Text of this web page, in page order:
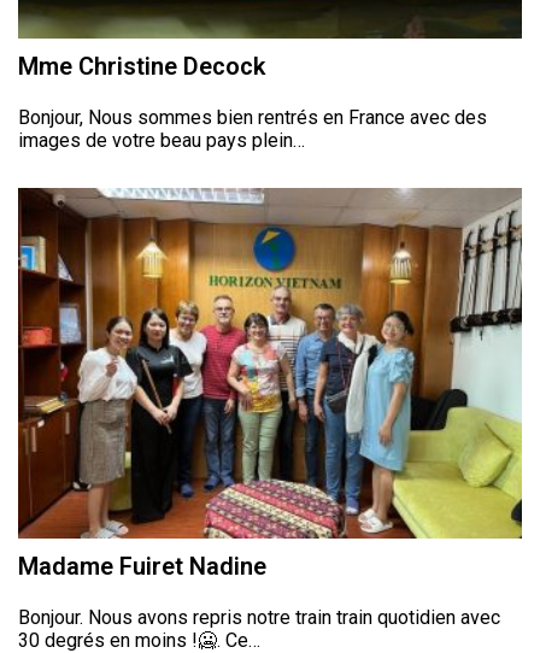
Mme Christine Decock
Bonjour, Nous sommes bien rentrés en France avec des
images de votre beau pays plein…
Madame Fuiret Nadine
Bonjour. Nous avons repris notre train train quotidien avec
30 degrés en moins !🥶. Ce…